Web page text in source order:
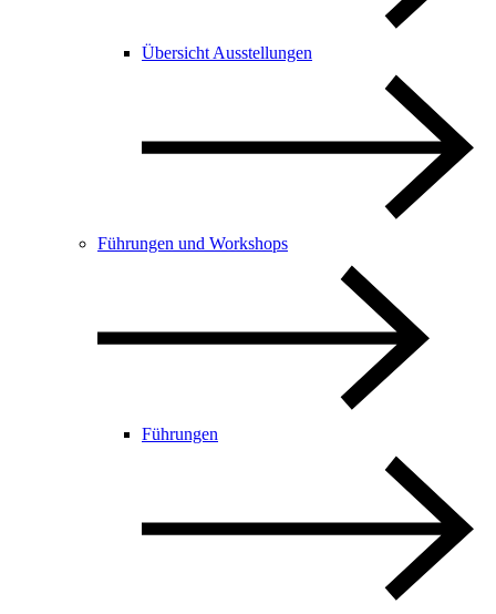
Übersicht Ausstellungen
Führungen und Workshops
Führungen